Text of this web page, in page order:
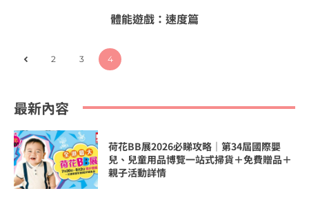
體能遊戲：速度篇
2 3 4
最新內容
荷花BB展2026必睇攻略｜第34屆國際嬰
兒、兒童用品博覽一站式掃貨＋免費贈品＋
親子活動詳情